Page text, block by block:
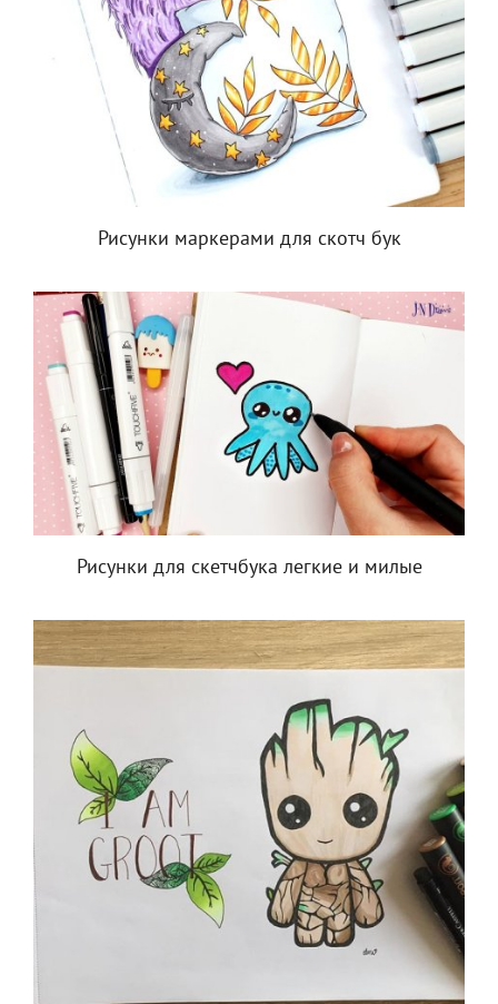
Рисунки маркерами для скотч бук
Рисунки для скетчбука легкие и милые